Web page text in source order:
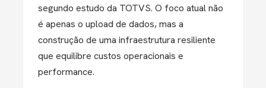
segundo estudo da TOTVS. O foco atual não
é apenas o upload de dados, mas a
construção de uma infraestrutura resiliente
que equilibre custos operacionais e
performance.